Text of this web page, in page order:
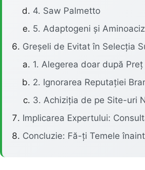
4. Saw Palmetto
5. Adaptogeni și
Greșeli de Evitat în Selecția
1. Alegerea doar după Preț
2. Ignorarea Reputației
3. Achiziția de pe Site-uri
Implicarea Expertului:
Concluzie: Fă-ți Temele